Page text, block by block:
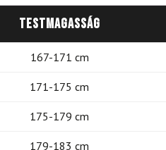
Testmagasság
167-171 cm
171-175 cm
175-179 cm
179-183 cm